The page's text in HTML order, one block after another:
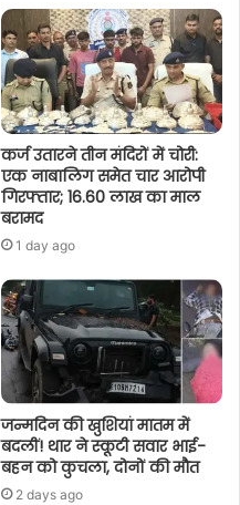
कर्ज उतारने तीन मंदिरों में चोरी:
एक नाबालिग समेत चार आरोपी
गिरफ्तार; 16.60 लाख का माल
बरामद
1 day ago
जन्मदिन की खुशियां मातम में
बदलीं! थार ने स्कूटी सवार भाई-
बहन को कुचला, दोनों की मौत
2 days ago